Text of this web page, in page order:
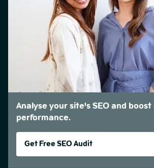
Analyse your site's SEO and
performance.
Get Free SEO Audit